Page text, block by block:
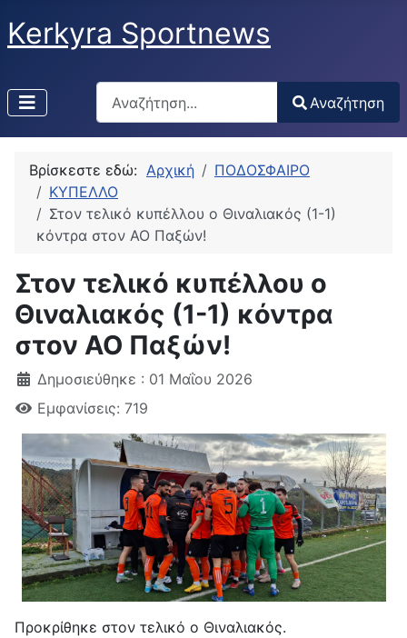
Kerkyra Sportnews
Αναζήτηση
Type 2 or more characters for results.
Αναζήτηση
Βρίσκεστε εδώ: Αρχική
ΠΟΔΟΣΦΑΙΡΟ
ΚΥΠΕΛΛΟ
Στον τελικό κυπέλλου ο Θιναλιακός (1-1)
κόντρα στον ΑΟ Παξών!
Στον τελικό κυπέλλου ο
Θιναλιακός (1-1) κόντρα
στον ΑΟ Παξών!
Δημοσιεύθηκε : 01 Μαΐου 2026
Εμφανίσεις: 719
Προκρίθηκε στον τελικό ο Θιναλιακός.